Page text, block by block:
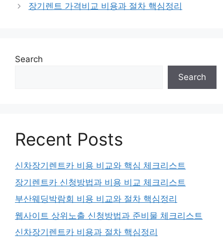
장기렌트 가격비교 비용과 절차 핵심정리
Search
Search
Recent Posts
신차장기렌트카 비용 비교와 핵심 체크리스트
장기렌트카 신청방법과 비용 비교 체크리스트
부산웨딩박람회 비용 비교와 절차 핵심정리
웹사이트 상위노출 신청방법과 준비물 체크리스트
신차장기렌트카 비용과 절차 핵심정리